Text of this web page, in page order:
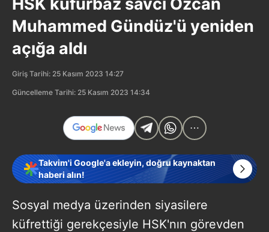
Muhammed Gündüz'ü yeniden
açığa aldı
Giriş Tarihi: 25 Kasım 2023 14:27
Güncelleme Tarihi: 25 Kasım 2023 14:34
Takvim'i Google'a ekleyin, doğru kaynaktan
haberi alın!
Sosyal medya üzerinden siyasilere
küfrettiği gerekçesiyle HSK'nın görevden